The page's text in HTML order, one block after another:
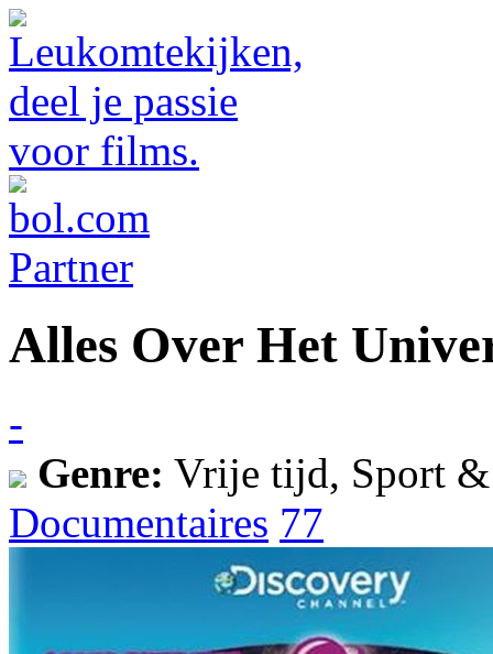
Alles Over Het
-
Genre: Vrije tijd, Sport
Documentaires 77